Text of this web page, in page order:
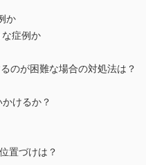
か
症例か
のが困難な場合の対処法は？
けるか？
置づけは？